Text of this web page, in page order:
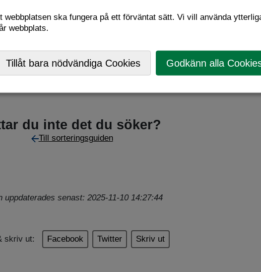
du inte det du söker?
Till sorteringsguiden
uppdaterades senast: 2025-11-10 14:27:44
skriv ut: Facebook Twitter Skriv ut
webbplatsen ska fungera på ett förväntat sätt. Vi vill använda
webbplats.
Tillåt bara nödvändiga Cookies Godkänn alla